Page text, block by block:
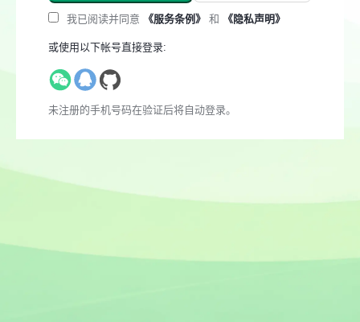
我已阅读并同意 《服务条例》 和 《隐私声明》
或使用以下帐号直接登录:
未注册的手机号码在验证后将自动登录。